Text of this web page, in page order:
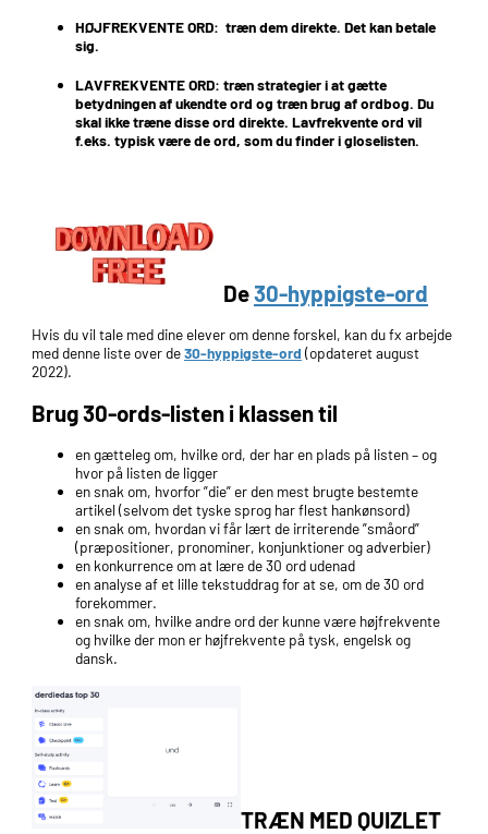
HØJFREKVENTE ORD: træn dem direkte. Det kan betale
sig.
LAVFREKVENTE ORD: træn strategier i at gætte
betydningen af ukendte ord og træn brug af ordbog. Du
skal ikke træne disse ord direkte. Lavfrekvente ord vil
f.eks. typisk være de ord, som du finder i gloselisten.
De30-hyppigste-ord
Hvis du vil tale med dine elever om denne forskel, kan du fx arbejde
med denne liste over de30-hyppigste-ord (opdateret august
2022).
Brug 30-ords-listen i klassen til
en gætteleg om, hvilke ord, der har en plads på listen – og
hvor på listen de ligger
en snak om, hvorfor ”die” er den mest brugte bestemte
artikel (selvom det tyske sprog har flest hankønsord)
en snak om, hvordan vi får lært de irriterende ”småord”
(præpositioner, pronominer, konjunktioner og adverbier)
en konkurrence om at lære de 30 ord udenad
en analyse af et lille tekstuddrag for at se, om de 30 ord
forekommer.
en snak om, hvilke andre ord der kunne være højfrekvente
og hvilke der mon er højfrekvente på tysk, engelsk og
dansk.
TRÆN MED QUIZLET